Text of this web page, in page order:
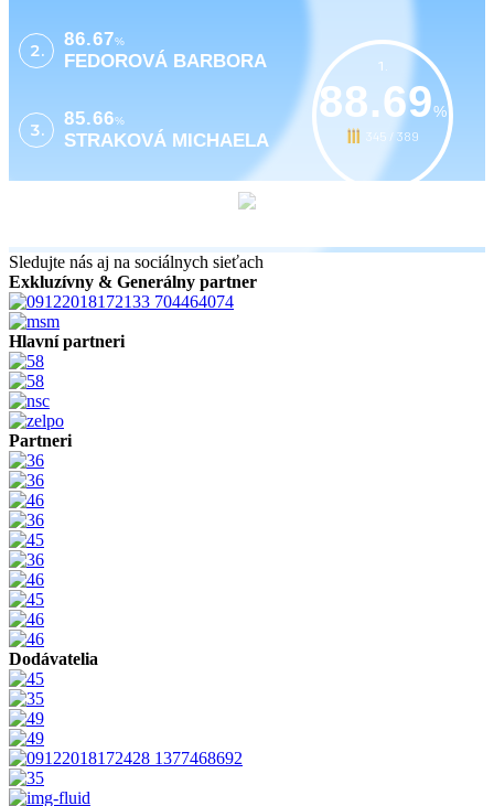
2.
86.67%
FEDOROVÁ BARBORA
3.
85.66%
STRAKOVÁ MICHAELA
1.
88.69%
345 / 389
Sledujte nás aj na sociálnych sieťach
Exkluzívny & Generálny partner
Hlavní partneri
Partneri
Dodávatelia